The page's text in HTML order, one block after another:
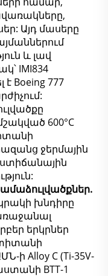
Այդ մասերը
և լավ
IMI834
Boeing 777
600°C
ջերմային
խնդիրը
երկրներ
ի Alloy C (Ti-35V-
BTT-1